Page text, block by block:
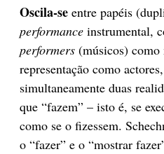
Oscila-se entre papéis
performance instrumental,
performers (músicos)
representação como
simultaneamente duas
que “fazem” – isto é, se
como se o fizessem.
o “fazer” e o “mostrar